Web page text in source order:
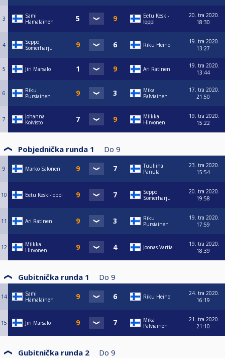
3
Sami
Hämäläinen
Eetu Keski-
loppi
20. tra 2020.
18:30
4
Seppo
Somerharju
Riku Heino
19. tra 2020.
13:27
5 Jiri Marsalo Ari Ratinen
19. tra 2020.
13:44
6
Riku
Pursiainen
Mika
Palviainen
17. tra 2020.
21:50
7
Johanna
Koivisto
Miikka
Hirvonen
19. tra 2020.
15:22
Pobjednička runda 1 Do 9
9 Marko Salonen
Tuuliina
Panula
23. tra 2020.
15:54
10 Eetu Keski-loppi
Seppo
Somerharju
20. tra 2020.
19:58
11 Ari Ratinen
Riku
Pursiainen
19. tra 2020.
17:59
12
Miikka
Hirvonen
Joonas Vartia
19. tra 2020.
18:39
Gubitnička runda 1 Do 9
14
Sami
Hämäläinen
Riku Heino
24. tra 2020.
16:19
15 Jiri Marsalo
Mika
Palviainen
21. tra 2020.
21:10
Gubitnička runda 2 Do 9